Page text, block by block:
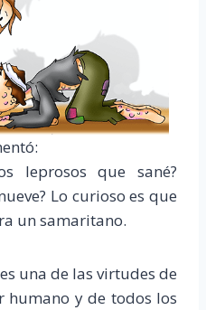
leprosos que sané?
Lo curioso es que
un samaritano.
una de las virtudes de
humano y de todos los